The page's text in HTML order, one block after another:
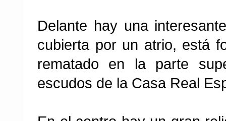
Delante hay una
cubierta por un atrio, está
rematado en la parte
escudos de la Casa Real